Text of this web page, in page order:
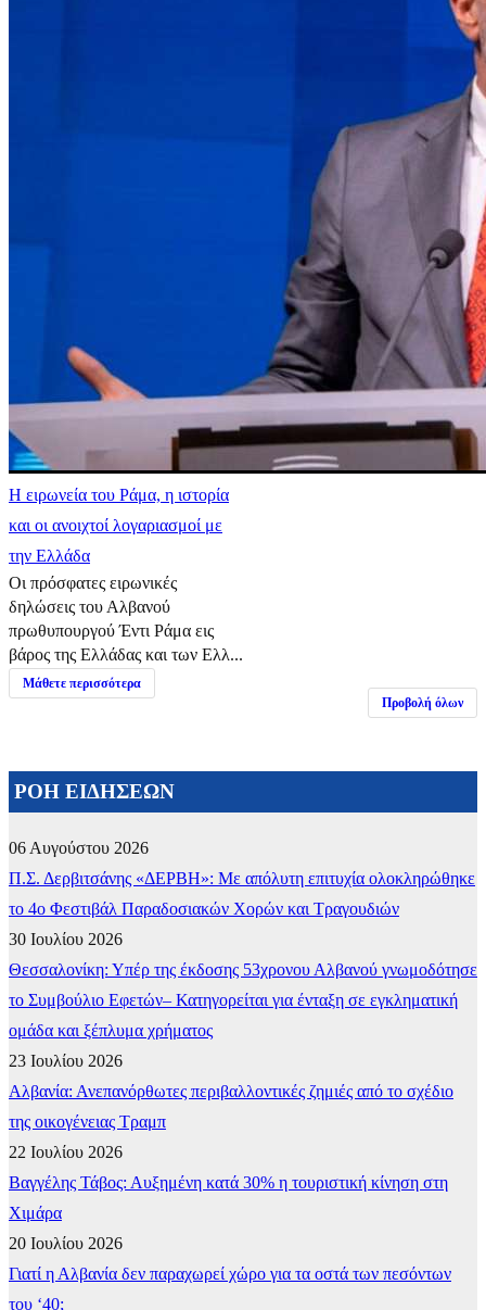
Η ειρωνεία του Ράμα, η ιστορία
και οι ανοιχτοί λογαριασμοί με
την Ελλάδα
Οι πρόσφατες ειρωνικές
δηλώσεις του Αλβανού
πρωθυπουργού Έντι Ράμα εις
βάρος της Ελλάδας και των Ελλ...
Μάθετε περισσότερα
Προβολή όλων
ΡΟΗ ΕΙΔΗΣΕΩΝ
06 Αυγούστου 2026
Π.Σ. Δερβιτσάνης «ΔΕΡΒΗ»: Με απόλυτη επιτυχία ολοκληρώθηκε
το 4ο Φεστιβάλ Παραδοσιακών Χορών και Τραγουδιών
30 Ιουλίου 2026
Θεσσαλονίκη: Υπέρ της έκδοσης 53χρονου Αλβανού γνωμοδότησε
το Συμβούλιο Εφετών– Κατηγορείται για ένταξη σε εγκληματική
ομάδα και ξέπλυμα χρήματος
23 Ιουλίου 2026
Αλβανία: Ανεπανόρθωτες περιβαλλοντικές ζημιές από το σχέδιο
της οικογένειας Τραμπ
22 Ιουλίου 2026
Βαγγέλης Τάβος: Αυξημένη κατά 30% η τουριστική κίνηση στη
Χιμάρα
20 Ιουλίου 2026
Γιατί η Αλβανία δεν παραχωρεί χώρο για τα οστά των πεσόντων
του ‘40;